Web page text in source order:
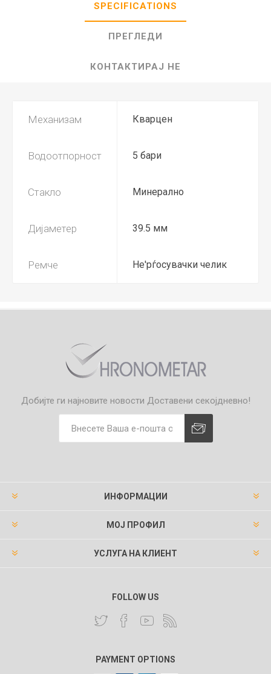
SPECIFICATIONS
ПРЕГЛЕДИ
КОНТАКТИРАЈ НЕ
Механизам Кварцен
Водоотпорност 5 бари
Стакло Минерално
Дијаметер 39.5 мм
Ремче Не'рѓосувачки челик
Добијте ги најновите новости Доставени секојдневно!
ИНФОРМАЦИИ
МОЈ ПРОФИЛ
УСЛУГА НА КЛИЕНТ
FOLLOW US
PAYMENT OPTIONS